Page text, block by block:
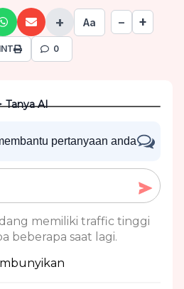
+ Aa − +
0
Tanya AI
pertanyaan anda
memiliki traffic tinggi
beberapa saat lagi.